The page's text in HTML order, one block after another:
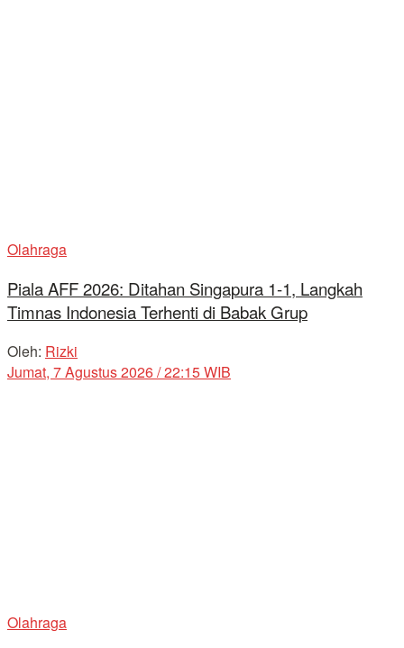
Olahraga
Piala AFF 2026: Ditahan Singapura 1-1, Langkah
Timnas Indonesia Terhenti di Babak Grup
Oleh: Rizki
Jumat, 7 Agustus 2026 / 22:15 WIB
Olahraga